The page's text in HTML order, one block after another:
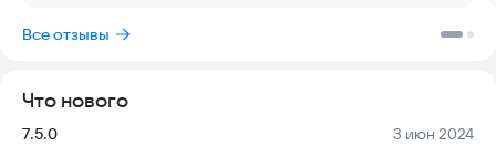
кулинария это ваш образ жизни, то это Ваш шанс! Для вас мы
рецепты не останутся не замеченными и соберут огромное
количество лайков.
Все отзывы
Что нового
Версия:
7.5.0 Дата:
3 июн 2024